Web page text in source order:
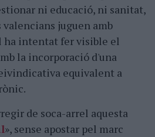
ni educació, ni sanitat,
juguen amb
ha intentat fer visible el
la incorporació d'una
equivalent a
de soca-arrel aquesta
», sense apostar pel marc